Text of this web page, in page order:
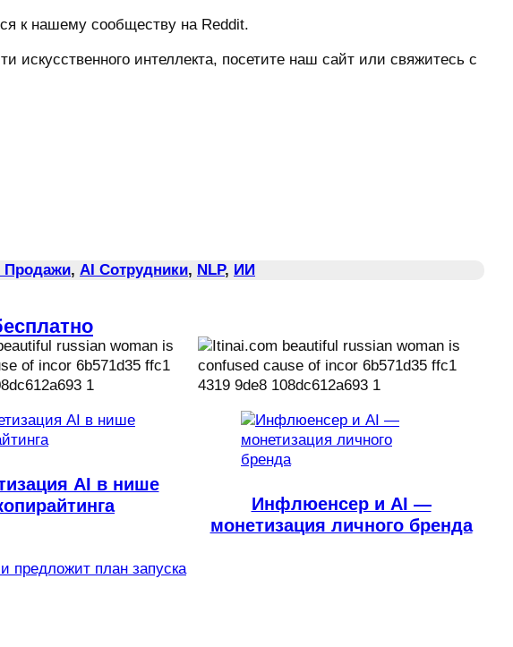
к нашему сообществу на Reddit.
интеллекта, посетите наш сайт или свяжитесь с
Продажи, AI Сотрудники, NLP, ИИ
AI в нише
Инфлюенсер и AI —
монетизация личного бренда
предложит план запуска